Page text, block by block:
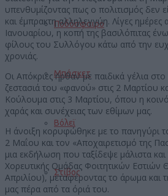
Ποδόσφαιρο
Μπάσκετ
Βόλεϊ
Στίβος
υπενθυμίζοντας πως ο πολιτισμός δεν
και έμπρακτη αλληλεγγύη. Λίγες ημέρες
Ιανουαρίου, η κοπή της βασιλόπιτας
φίλους του Συλλόγου κάτω από την
χρονιάς.
Οι Απόκριες ήρθαν με παιδικά γέλια στο
ζεστασιά του «φανού» στις 2 Μαρτίου
Κούλουμα στις 3 Μαρτίου, όπου η
χαράς και συνέχειας των εθίμων μας.
Η άνοιξη κορυφώθηκε με το πανηγύρι
2 Μαΐου και τον «Αποχαιρετισμό της
μια εκδήλωση που ταξίδεψε μάλιστα
Χορευτικής Ομάδας Φοιτητικών Εστιών
Απριλίου), μεταφέροντας το άρωμα και
μας πέρα από τα όριά του.